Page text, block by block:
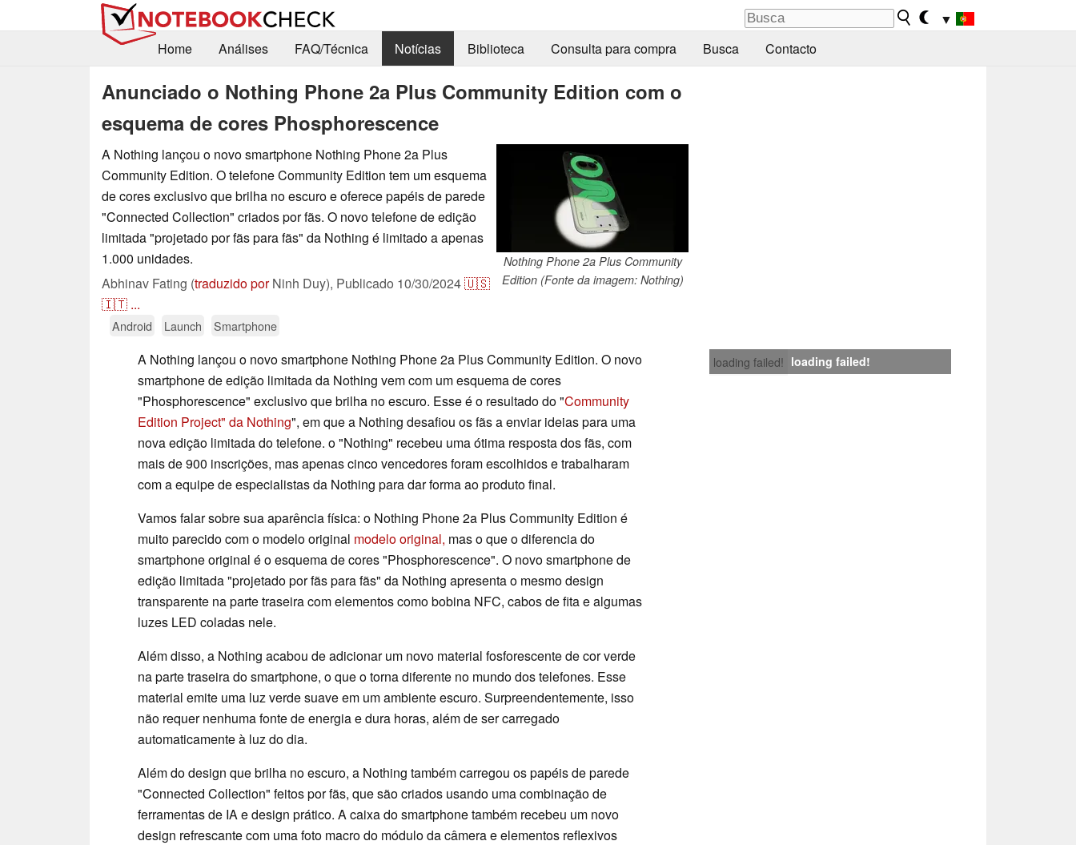
▼
Home
Análises FAQ/Técnica Notícias Biblioteca Consulta para compra Busca Contacto
Anunciado o Nothing Phone 2a Plus Community Edition com o
esquema de cores Phosphorescence
Nothing Phone 2a Plus Community
Edition (Fonte da imagem: Nothing)
A Nothing lançou o novo smartphone Nothing Phone 2a Plus
Community Edition. O telefone Community Edition tem um esquema
de cores exclusivo que brilha no escuro e oferece papéis de parede
"Connected Collection" criados por fãs. O novo telefone de edição
limitada "projetado por fãs para fãs" da Nothing é limitado a apenas
1.000 unidades.
Abhinav Fating (traduzido porNinh Duy), Publicado 10/30/2024🇺🇸
🇮🇹 ...
Android Launch Smartphone
loading failed! loading failed!
A Nothing lançou o novo smartphone Nothing Phone 2a Plus Community Edition. O novo
smartphone de edição limitada da Nothing vem com um esquema de cores
"Phosphorescence" exclusivo que brilha no escuro. Esse é o resultado do "Community
Edition Project" da Nothing", em que a Nothing desafiou os fãs a enviar ideias para uma
nova edição limitada do telefone. o "Nothing" recebeu uma ótima resposta dos fãs, com
mais de 900 inscrições, mas apenas cinco vencedores foram escolhidos e trabalharam
com a equipe de especialistas da Nothing para dar forma ao produto final.
Vamos falar sobre sua aparência física: o Nothing Phone 2a Plus Community Edition é
muito parecido com o modelo original modelo original, mas o que o diferencia do
smartphone original é o esquema de cores "Phosphorescence". O novo smartphone de
edição limitada "projetado por fãs para fãs" da Nothing apresenta o mesmo design
transparente na parte traseira com elementos como bobina NFC, cabos de fita e algumas
luzes LED coladas nele.
Além disso, a Nothing acabou de adicionar um novo material fosforescente de cor verde
na parte traseira do smartphone, o que o torna diferente no mundo dos telefones. Esse
material emite uma luz verde suave em um ambiente escuro. Surpreendentemente, isso
não requer nenhuma fonte de energia e dura horas, além de ser carregado
automaticamente à luz do dia.
Além do design que brilha no escuro, a Nothing também carregou os papéis de parede
"Connected Collection" feitos por fãs, que são criados usando uma combinação de
ferramentas de IA e design prático. A caixa do smartphone também recebeu um novo
design refrescante com uma foto macro do módulo da câmera e elementos reflexivos